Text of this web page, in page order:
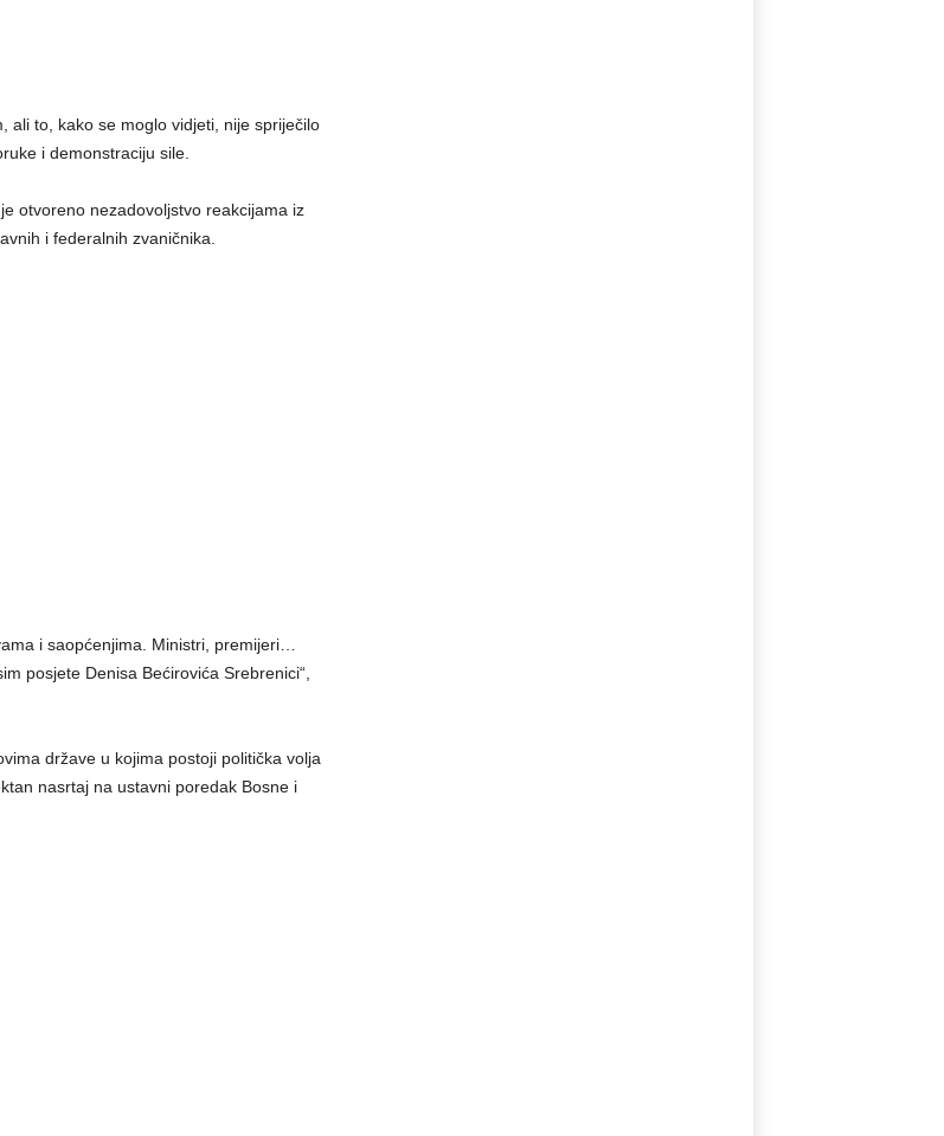
ali to, kako se moglo vidjeti, nije spriječilo
i demonstraciju sile.
otvoreno nezadovoljstvo reakcijama iz
i federalnih zvaničnika.
i saopćenjima. Ministri, premijeri…
posjete Denisa Bećirovića Srebrenici“,
države u kojima postoji politička volja
nasrtaj na ustavni poredak Bosne i